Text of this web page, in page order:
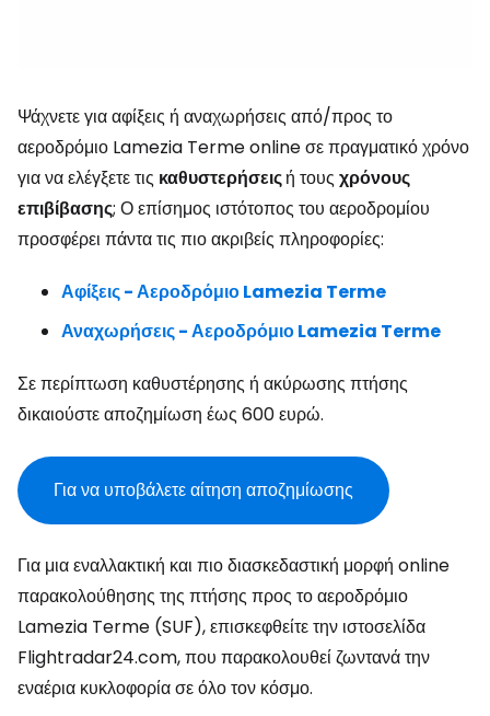
Ψάχνετε για αφίξεις ή αναχωρήσεις από/προς το
αεροδρόμιο Lamezia Terme online σε πραγματικό χρόνο
για να ελέγξετε τις καθυστερήσειςή τους χρόνους
επιβίβασης; Ο επίσημος ιστότοπος του αεροδρομίου
προσφέρει πάντα τις πιο ακριβείς πληροφορίες:
Αφίξεις - Αεροδρόμιο Lamezia Terme
Αναχωρήσεις - Αεροδρόμιο Lamezia Terme
Σε περίπτωση καθυστέρησης ή ακύρωσης πτήσης
δικαιούστε αποζημίωση έως 600 ευρώ.
Για να υποβάλετε αίτηση αποζημίωσης
Για μια εναλλακτική και πιο διασκεδαστική μορφή online
παρακολούθησης της πτήσης προς το αεροδρόμιο
Lamezia Terme (SUF), επισκεφθείτε την ιστοσελίδα
Flightradar24.com, που παρακολουθεί ζωντανά την
εναέρια κυκλοφορία σε όλο τον κόσμο.